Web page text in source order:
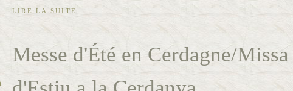
LIRE LA SUITE
Messe d'Été en Cerdagne/Missa